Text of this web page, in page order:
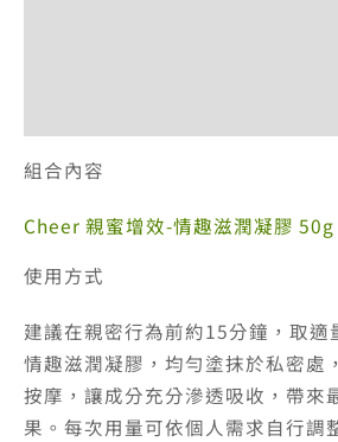
組合內容
Cheer 親蜜增效-情趣滋潤凝膠 50g
使用方式
建議在親密行為前約15分鐘，取適
情趣滋潤凝膠，均勻塗抹於私密處
按摩，讓成分充分滲透吸收，帶來
果。每次用量可依個人需求自行調